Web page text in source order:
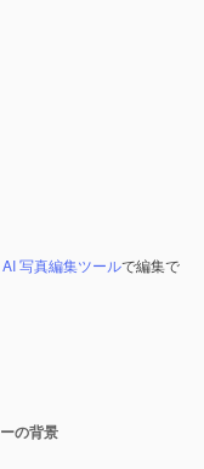
AI 写真編集ツールで編集で
の背景